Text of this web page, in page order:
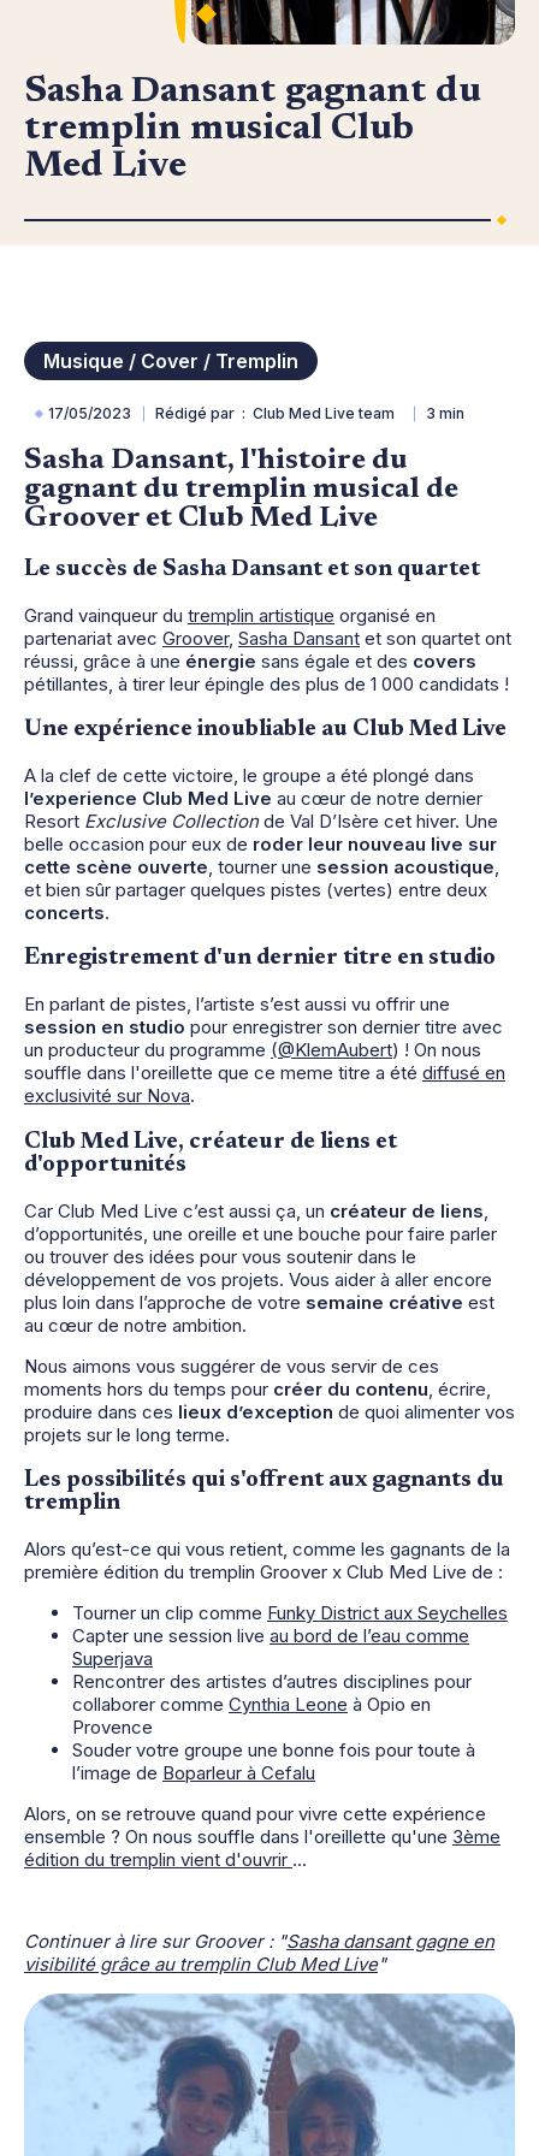
Sasha Dansant gagnant du
tremplin musical Club
Med Live
Musique / Cover / Tremplin
17/05/2023 Rédigé par Club Med Live team 3 min
Sasha Dansant, l'histoire du
gagnant du tremplin musical de
Groover et Club Med Live
Le succès de Sasha Dansant et son quartet
Grand vainqueur du tremplin artistique organisé en
partenariat avec Groover, Sasha Dansant et son quartet ont
réussi, grâce à une énergie sans égale et des covers
pétillantes, à tirer leur épingle des plus de 1 000 candidats !
Une expérience inoubliable au Club Med Live
A la clef de cette victoire, le groupe a été plongé dans
l’experience Club Med Live au cœur de notre dernier
Resort Exclusive Collectionde Val D’Isère cet hiver. Une
belle occasion pour eux de roder leur nouveau live sur
cette scène ouverte, tourner une session acoustique,
et bien sûr partager quelques pistes (vertes) entre deux
concerts.
Enregistrement d'un dernier titre en studio
En parlant de pistes, l’artiste s’est aussi vu offrir une
session en studio pour enregistrer son dernier titre avec
un producteur du programme (@KlemAubert) ! On nous
souffle dans l'oreillette que ce meme titre a été diffusé en
exclusivité sur Nova.
Club Med Live, créateur de liens et
d'opportunités
Car Club Med Live c’est aussi ça, un créateur de liens
d’opportunités, une oreille et une bouche pour faire parler
ou trouver des idées pour vous soutenir dans le
développement de vos projets. Vous aider à aller encore
plus loin dans l’approche de votre semaine créative est
au cœur de notre ambition.
Nous aimons vous suggérer de vous servir de ces
moments hors du temps pour créer du contenu , écrire,
produire dans ces lieux d’exception de quoi alimenter vos
projets sur le long terme.
Les possibilités qui s'offrent aux gagnants du
tremplin
Alors qu’est-ce qui vous retient, comme les gagnants de la
première édition du tremplin Groover x Club Med Live de :
Tourner un clip comme Funky District aux Seychelles
Capter une session live au bord de l’eau comme
Superjava
Rencontrer des artistes d’autres disciplines pour
collaborer comme Cynthia Leone à Opio en
Provence
Souder votre groupe une bonne fois pour toute à
l’image de Boparleur à Cefalu
Alors, on se retrouve quand pour vivre cette expérience
ensemble ? On nous souffle dans l'oreillette qu'une 3ème
édition du tremplin vient d'ouvrir ...
Continuer à lire sur Groover : "Sasha dansant gagne en
visibilité grâce au tremplin Club Med Live"